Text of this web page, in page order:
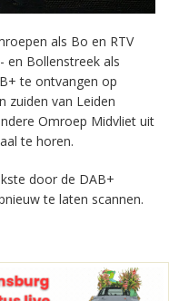
als Bo en RTV
en Bollenstreek als
te ontvangen op
zuiden van Leiden
Omroep Midvliet uit
te horen.
door de DAB+
te laten scannen.